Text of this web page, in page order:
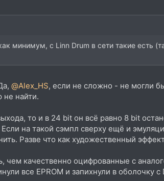
минимум, с Linn Drum в сети такие есть
@Alex_HS, если не сложно - не могли
не найти.
то и в 24 bit он всё равно 8 bit
на такой сэмпл сверху ещё и
Разве что как художественный
качественно оцифрованные с
все EPROM и запихнули в оболочку с